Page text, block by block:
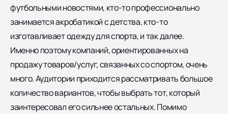
футбольными новостями, кто-то профессионально
занимается акробатикой с детства, кто-то
изготавливает одежду для спорта, и так далее.
Именно поэтому компаний, ориентированных на
продажу товаров/услуг, связанных со спортом, очень
много. Аудитории приходится рассматривать большое
количество вариантов, чтобы выбрать тот, который
заинтересовал его сильнее остальных. Помимо